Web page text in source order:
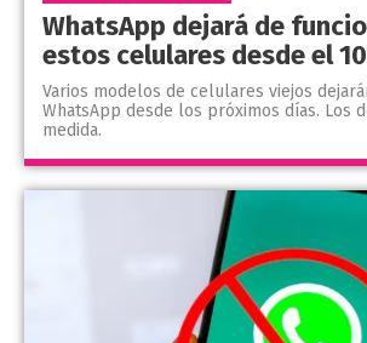
WhatsApp dejará de
estos celulares desde el
Varios modelos de celulares viejos
WhatsApp desde los próximos días. Los
medida.